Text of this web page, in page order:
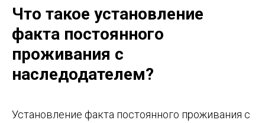
Что такое установление
факта постоянного
проживания с
наследодателем?
Установление факта постоянного проживания с